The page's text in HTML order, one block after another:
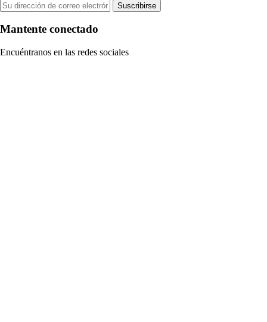
Suscribirse
Mantente conectado
Encuéntranos en las redes sociales